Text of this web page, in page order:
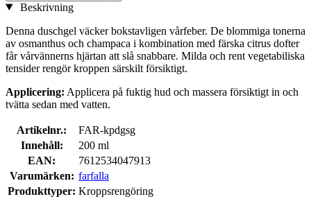
Beskrivning
Denna duschgel väcker bokstavligen vårfeber. De blommiga tonerna
av osmanthus och champaca i kombination med färska citrus dofter
får vårvännerns hjärtan att slå snabbare. Milda och rent vegetabiliska
tensider rengör kroppen särskilt försiktigt.
Applicering: Applicera på fuktig hud och massera försiktigt in och
tvätta sedan med vatten.
Artikelnr.:
FAR-kpdgsg
Innehåll:
200 ml
EAN:
7612534047913
Varumärken: farfalla
Produkttyper: Kroppsrengöring